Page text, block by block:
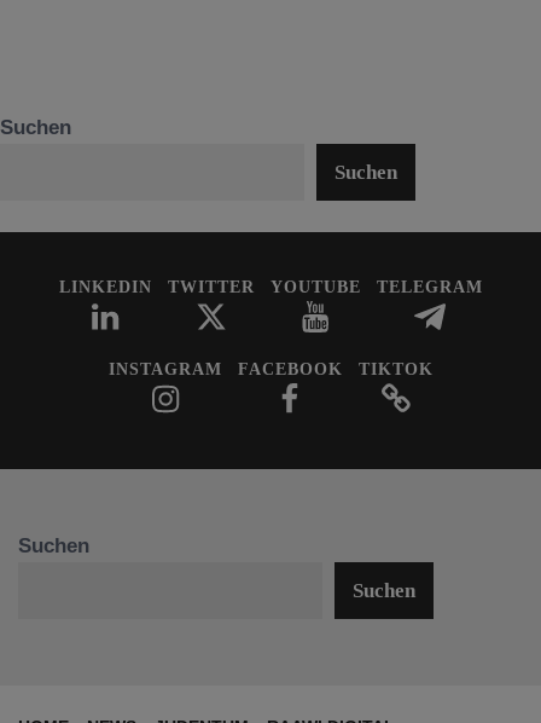
Suchen
Suchen
LINKEDIN TWITTER YOUTUBE TELEGRAM
INSTAGRAM FACEBOOK TIKTOK
Suchen
Suchen